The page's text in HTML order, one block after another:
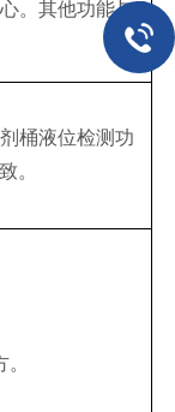
。其他功能与Z
桶液位检测功
。